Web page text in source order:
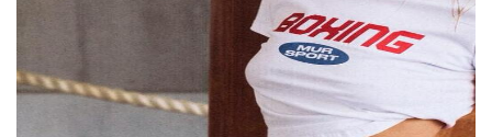
Sport — в нее вошли хлопковые майки,
шорты и другие базовые вещи.По словам
Мурашкиной, идея появилась после того,
как полтора года назад она сама начала
заниматься спортом, похудела и привела